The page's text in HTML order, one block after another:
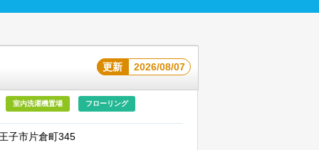
更新 2026/08/07
室内洗濯機置場 フローリング
子市片倉町345